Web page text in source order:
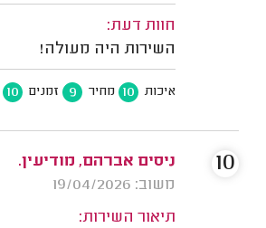
חוות דעת:
השירות היה מעולה!
איכות 10 מחיר 9 זמנים 10
ניסים אברהם, מודיעין.
משוב: 19/04/2026
תיאור השירות:
10